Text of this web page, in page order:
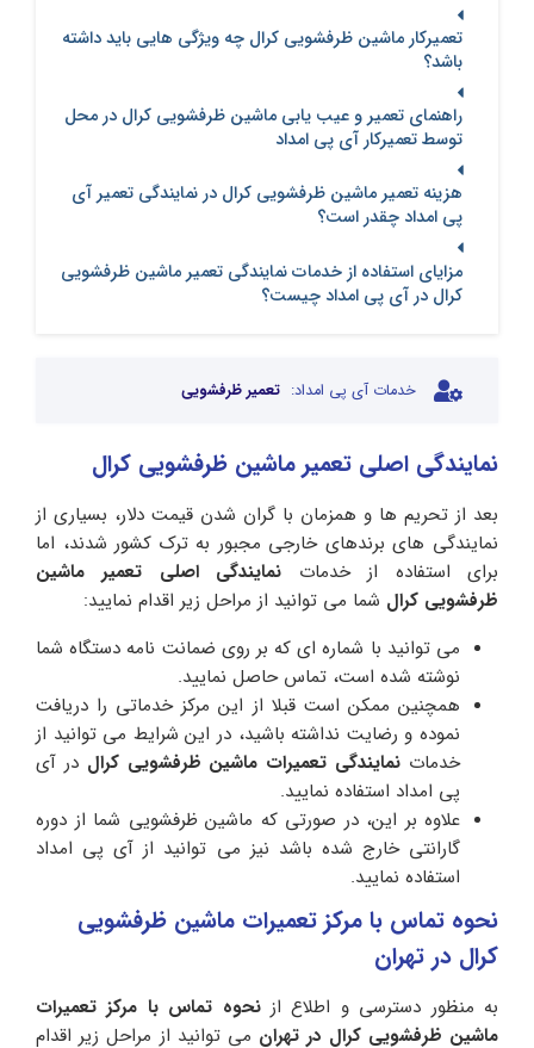
تعمیرکار ماشین ظرفشویی کرال چه ویژگی هایی باید داشته
باشد؟
راهنمای تعمیر و عیب یابی ماشین ظرفشویی کرال در محل
توسط تعمیرکار آی پی امداد
هزینه تعمیر ماشین ظرفشویی کرال در نمایندگی تعمیر آی
پی امداد چقدر است؟
مزایای استفاده از خدمات نمایندگی تعمیر ماشین ظرفشویی
کرال در آی پی امداد چیست؟
خدمات آی پی امداد: تعمیر ظرفشویی
نمایندگی اصلی تعمیر ماشین ظرفشویی کرال
بعد از تحریم ها و همزمان با گران شدن قیمت دلار، بسیاری از
نمایندگی های برندهای خارجی مجبور به ترک کشور شدند، اما
برای استفاده از خدمات نمایندگی اصلی تعمیر ماشین
ظرفشویی کرال شما می توانید از مراحل زیر اقدام نمایید:
می توانید با شماره ای که بر روی ضمانت نامه دستگاه شما
نوشته شده است، تماس حاصل نمایید.
همچنین ممکن است قبلا از این مرکز خدماتی را دریافت
نموده و رضایت نداشته باشید، در این شرایط می توانید از
خدمات نمایندگی تعمیرات ماشین ظرفشویی کرال در آی
پی امداد استفاده نمایید.
علاوه بر این، در صورتی که ماشین ظرفشویی شما از دوره
گارانتی خارج شده باشد نیز می توانید از آی پی امداد
استفاده نمایید.
نحوه تماس با مرکز تعمیرات ماشین ظرفشویی
کرال در تهران
به منظور دسترسی و اطلاع ازنحوه تماس با مرکز تعمیرات
ماشین ظرفشویی کرال در تهران می توانید از مراحل زیر اقدام